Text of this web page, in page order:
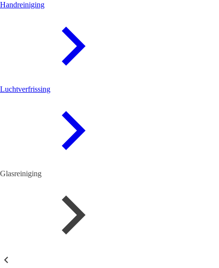
Handreiniging
Luchtverfrissing
Glasreiniging